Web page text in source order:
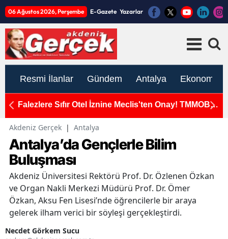
06 Ağustos 2026, Perşembe E-Gazete Yazarlar
Resmi İlanlar Gündem Antalya Ekonomi
Falezlere Sıfır Otel İznine Meclis'ten Onay! TMMOB
Akdeniz Gerçek | Antalya
Antalya’da Gençlerle Bilim
Buluşması
Akdeniz Üniversitesi Rektörü Prof. Dr. Özlenen Özkan
ve Organ Nakli Merkezi Müdürü Prof. Dr. Ömer
Özkan, Aksu Fen Lisesi’nde öğrencilerle bir araya
gelerek ilham verici bir söyleşi gerçekleştirdi.
Necdet Görkem Sucu